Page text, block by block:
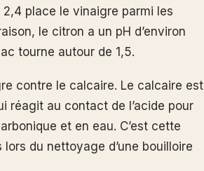
place le vinaigre parmi les
le citron a un pH d’environ
tourne autour de 1,5.
contre le calcaire. Le calcaire est
réagit au contact de l’acide pour
et en eau. C’est cette
du nettoyage d’une bouilloire